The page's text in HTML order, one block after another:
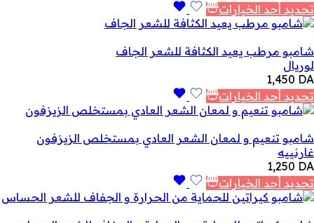
تحديد أحد الخيارات
شامبو مرطب يعيد الكثافة للشعر الجاف
لوريال
1,450 DA
تحديد أحد الخيارات
شامبو تنعيم و لمعان الشعر العادي بمستخلص الزيزفون
غارنييه
1,250 DA
تحديد أحد الخيارات